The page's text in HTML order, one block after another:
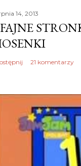
14, 2013
21 komentarzy